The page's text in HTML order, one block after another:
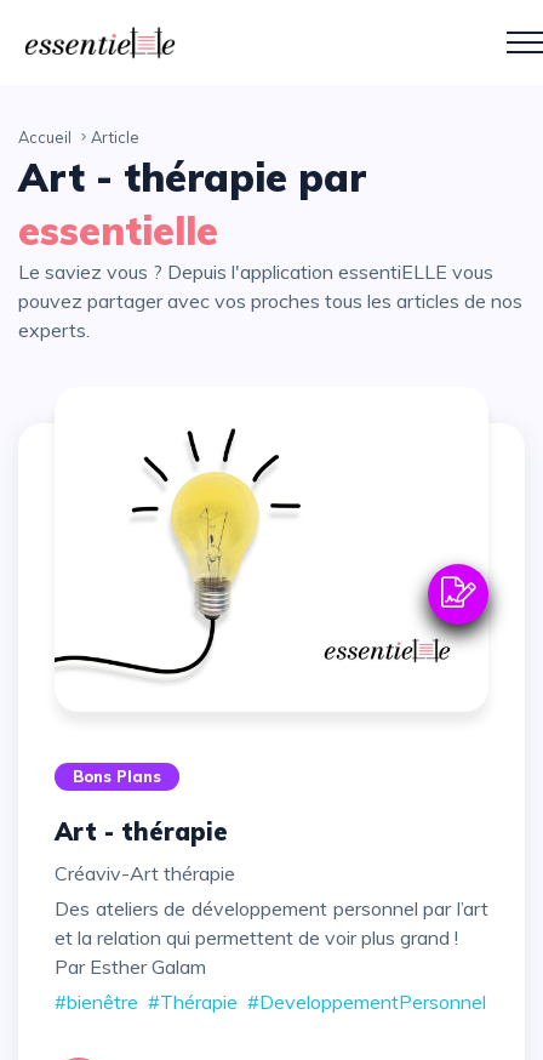
Accueil Article
Art - thérapie par
essentielle
Le saviez vous ? Depuis l'application essentiELLE vous
pouvez partager avec vos proches tous les articles de nos
experts.
Bons Plans
Art - thérapie
Créaviv-Art thérapie
Des ateliers de développement personnel par l’art
et la relation qui permettent de voir plus grand !
Par Esther Galam
#bienêtre #Thérapie #DeveloppementPersonnel